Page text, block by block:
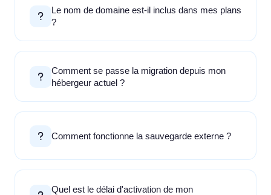
Le nom de domaine est-il inclus dans mes plans
?
Comment se passe la migration depuis mon
hébergeur actuel ?
Comment fonctionne la sauvegarde externe ?
Quel est le délai d'activation de mon